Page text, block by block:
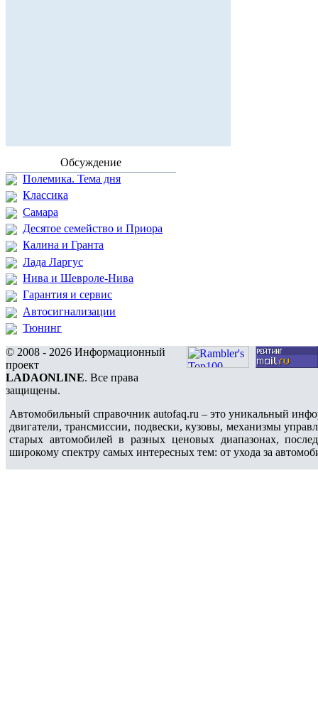
Обсуждение
Полемика. Тема дня
Классика
Самара
Десятое семейство и Приора
Калина и Гранта
Лада Ларгус
Нива и Шевроле-Нива
Гарантия и сервис
Автосигнализации
Тюнинг
© 2008 - 2026 Информационный
проект
LADAONLINE. Все права
защищены.
Автомобильный справочник autofaq.ru – это уникальный
двигатели, трансмиссии, подвески, кузовы, механизмы
старых автомобилей в разных ценовых диапазонах,
широкому спектру самых интересных тем: от ухода за